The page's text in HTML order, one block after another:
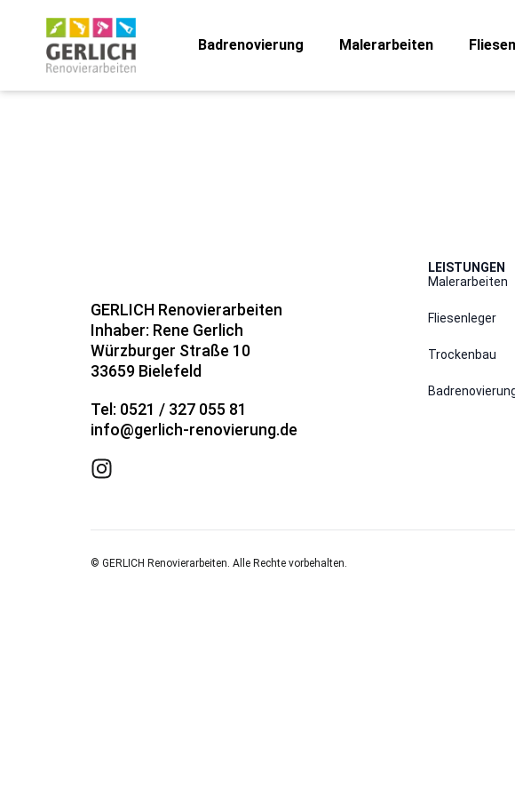
Badrenovierung Malerarbeiten
GERLICH Renovierarbeiten
Inhaber: Rene Gerlich
Würzburger Straße 10
33659 Bielefeld
Tel: 0521 / 327 055 81
info@gerlich-renovierung.de
LEISTUNGEN
Malerarbeiten
Fliesenleger
Trockenbau
© GERLICH Renovierarbeiten. Alle Rechte vorbehalten.